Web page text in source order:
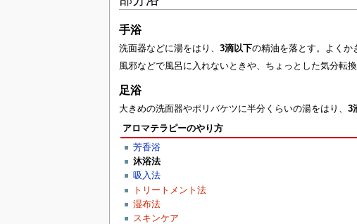
手浴
洗面器などに湯をはり、 3滴以下の精油を落とす。よくか
風邪などで風呂に入れないときや、ちょっとした気分転換
足浴
大きめの洗面器やポリバケツに半分くらいの湯をはり、 3
アロマテラピーのやり方
芳香浴
沐浴法
吸入法
トリートメント法
湿布法
スキンケア